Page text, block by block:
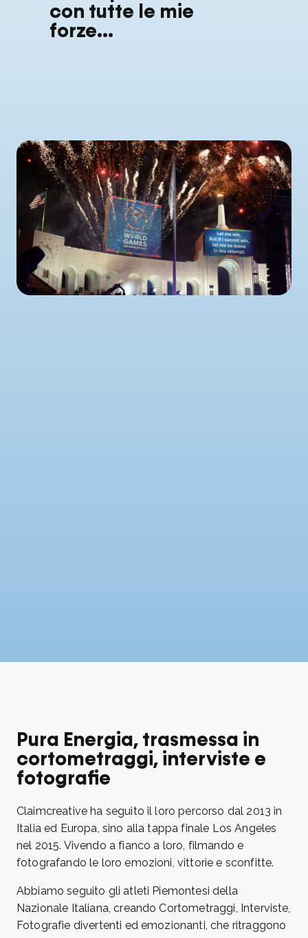
con tutte le mie
forze…
Pura Energia, trasmessa in
cortometraggi, interviste e
fotografie
Claimcreative ha seguito il loro percorso dal 2013 in
Italia ed Europa, sino alla tappa finale Los Angeles
nel 2015. Vivendo a fianco a loro, filmando e
fotografando le loro emozioni, vittorie e sconfitte.
Abbiamo seguito gli atleti Piemontesi della
Nazionale Italiana, creando Cortometraggi, Interviste,
Fotografie divertenti ed emozionanti, che ritraggono